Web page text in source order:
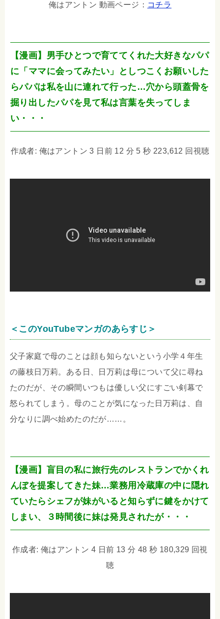
俺はアントン 動画ページ： コチラ
【漫画】男手ひとつで育ててくれた大好きなパパ
に「ママに会ってみたい」としつこくお願いした
らパパは私を山に連れて行った…穴から頭蓋骨を
掘り出したパパを見て私は言葉を失ってしま
い・・・
作成者: 俺はアントン 3 日前 12 分 5 秒 223,612 回視聴
＜このYouTubeマンガのあらすじ＞
父子家庭で母のことは顔も知らないという小学４年生
の藤枝日万莉。ある日、日万莉は母について父に尋ね
たのだが、その瞬間いつもは優しい父にすごい剣幕で
怒られてしまう。母のことが気になった日万莉は、自
分なりに調べ始めたのだが……。
【漫画】盲目の私に旅行先のレストランでかくれ
んぼを提案してきた妹…業務用冷蔵庫の中に隠れ
ていたらシェフが妹がいると知らずに鍵をかけて
しまい、３時間後に妹は発見されたが・・・
作成者: 俺はアントン 4 日前 13 分 48 秒 180,329 回視
聴